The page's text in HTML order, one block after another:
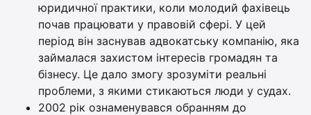
юридичної практики, коли молодий фахівець
почав працювати у правовій сфері. У цей
період він заснував адвокатську компанію, яка
займалася захистом інтересів громадян та
бізнесу. Це дало змогу зрозуміти реальні
проблеми, з якими стикаються люди у судах.
2002 рік ознаменувався обранням до